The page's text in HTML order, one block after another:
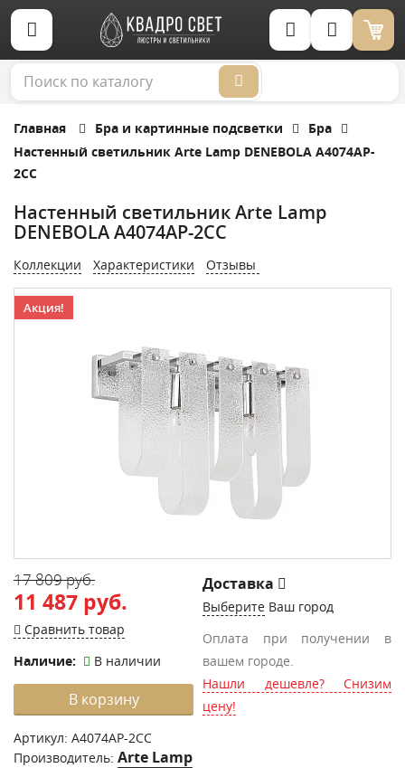
Корзина (0)
Главная Бра и картинные подсветки
Бра
Настенный светильник Arte Lamp DENEBOLA A4074AP-
2CC
Настенный светильник Arte Lamp
DENEBOLA A4074AP-2CC
Коллекции Характеристики Отзывы
Акция!
17 809 руб.
11 487 руб.
Сравнить товар
Наличие:
В наличии
В корзину
Артикул: A4074AP-2CC
Производитель: Arte Lamp
Доставка
Выберите Ваш город
Оплата при получении в
вашем городе.
Нашли дешевле? Снизим
цену!